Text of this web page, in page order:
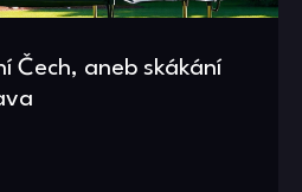
Čech, aneb skákání